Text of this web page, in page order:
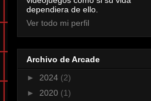
dependiera de ello.
Ver todo mi perfil
Archivo de Arcade
► 2024 (2)
► 2020 (1)